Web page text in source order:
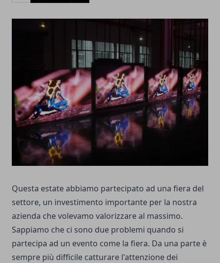
Questa estate abbiamo partecipato ad una fiera del
settore, un investimento importante per la nostra
azienda che volevamo valorizzare al massimo.
Sappiamo che ci sono due problemi quando si
partecipa ad un evento come la fiera. Da una parte è
sempre più difficile catturare l'attenzione dei